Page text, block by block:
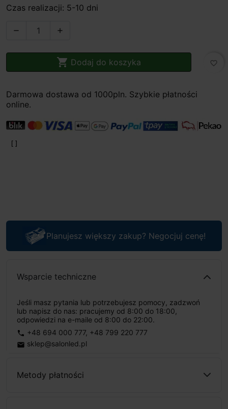
Czas realizacji: 5-10 dni
 
 Dodaj do koszyka favorite_border
Darmowa dostawa od 1000pln. Szybkie płatności
online.
Planujesz większy zakup? Negocjuj cenę!
Wsparcie techniczne
Jeśli masz pytania lub potrzebujesz pomocy, zadzwoń
lub napisz do nas: pracujemy od 8:00 do 18:00,
odpowiedzi na e-maile od 8:00 do 22:00.
phone +48 694 000 777, +48 799 220 777
email sklep@salonled.pl
Metody płatności